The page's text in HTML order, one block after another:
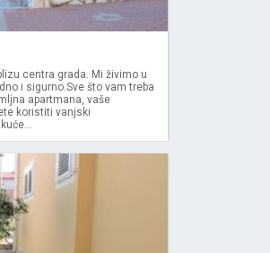
centra grada. Mi živimo u
i sigurno.Sve što vam treba
apartmana, vaše
koristiti vanjski